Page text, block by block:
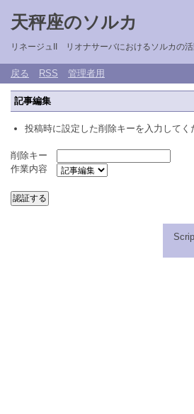
天秤座のソルカ
リネージュII リオナサーバにおけるソルカの
戻る RSS 管理者用
記事編集
投稿時に設定した削除キーを入力してく
削除キー
作業内容